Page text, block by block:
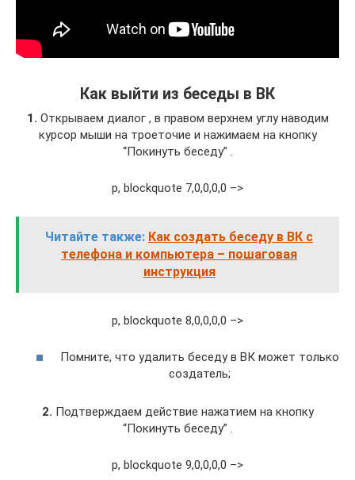
Как выйти из беседы в ВК
1. Открываем диалог , в правом верхнем углу наводим
курсор мыши на троеточие и нажимаем на кнопку
“Покинуть беседу” .
p, blockquote 7,0,0,0,0 –>
Читайте также: Как создать беседу в ВК с
телефона и компьютера – пошаговая
инструкция
p, blockquote 8,0,0,0,0 –>
Помните, что удалить беседу в ВК может только
создатель;
2. Подтверждаем действие нажатием на кнопку
“Покинуть беседу” .
p, blockquote 9,0,0,0,0 –>